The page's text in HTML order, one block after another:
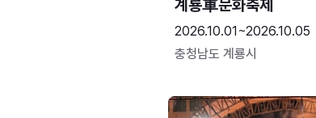
2026.10.01~2026.10.05
충청남도 계룡시